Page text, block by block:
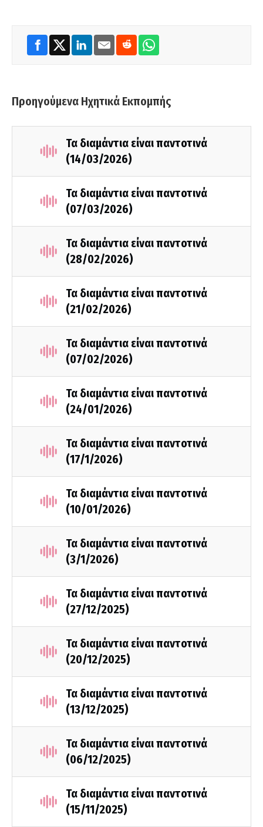
Προηγούμενα Ηχητικά Εκπομπής
Τα διαμάντια είναι παντοτινά
(14/03/2026)
Τα διαμάντια είναι παντοτινά
(07/03/2026)
Τα διαμάντια είναι παντοτινά
(28/02/2026)
Τα διαμάντια είναι παντοτινά
(21/02/2026)
Τα διαμάντια είναι παντοτινά
(07/02/2026)
Τα διαμάντια είναι παντοτινά
(24/01/2026)
Τα διαμάντια είναι παντοτινά
(17/1/2026)
Τα διαμάντια είναι παντοτινά
(10/01/2026)
Τα διαμάντια είναι παντοτινά
(3/1/2026)
Τα διαμάντια είναι παντοτινά
(27/12/2025)
Τα διαμάντια είναι παντοτινά
(20/12/2025)
Τα διαμάντια είναι παντοτινά
(13/12/2025)
Τα διαμάντια είναι παντοτινά
(06/12/2025)
Τα διαμάντια είναι παντοτινά
(15/11/2025)